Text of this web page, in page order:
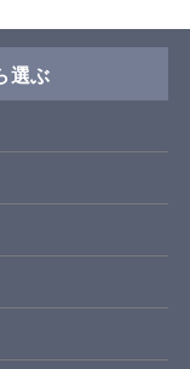
選ぶ